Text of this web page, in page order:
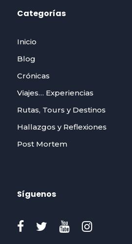
Categorías
Inicio
Blog
Crónicas
Viajes… Experiencias
Rutas, Tours y Destinos
Hallazgos y Reflexiones
Post Mortem
Síguenos